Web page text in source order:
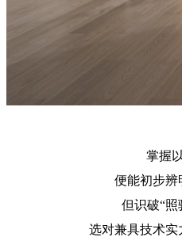
掌握
便能初步辨
但识破“照
选对兼具技术